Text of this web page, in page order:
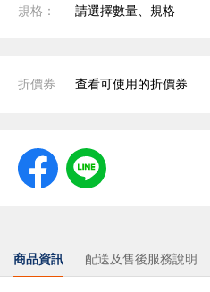
規格： 請選擇數量、規格
折價券 查看可使用的折價券
商品資訊 配送及售後服務說明